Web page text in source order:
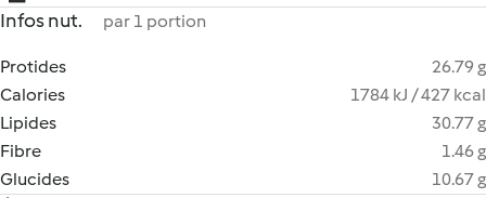
Infos nut. par 1 portion
Protides
26.79 g
Calories
1784 kJ / 427 kcal
Lipides
30.77 g
Fibre
1.46 g
Glucides
10.67 g